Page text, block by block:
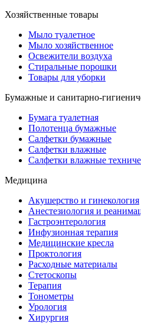
Хозяйственные товары
Мыло туалетное
Мыло хозяйственное
Освежители воздуха
Стиральные порошки
Товары для уборки
Бумажные и санитарно-
Бумага туалетная
Полотенца бумажные
Салфетки бумажные
Салфетки влажные
Салфетки влажные
Медицина
Акушерство и гинекология
Анестезиология и
Гастроэнтерология
Инфузионная терапия
Медицинские кресла
Проктология
Расходные материалы
Стетоскопы
Терапия
Тонометры
Урология
Хирургия